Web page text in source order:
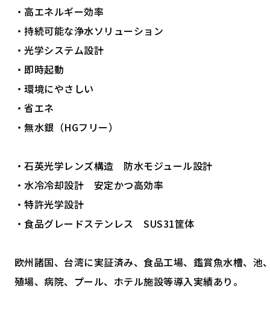
・高エネルギー効率
・持続可能な浄水ソリューション
・光学システム設計
・即時起動
・環境にやさしい
・省エネ
・無水銀（HGフリー）
・石英光学レンズ構造 防水モジュール設計
・水冷冷却設計 安定かつ高効率
・特許光学設計
・食品グレードステンレス SUS31筐体
欧州諸国、台湾に実証済み、食品工場、鑑賞魚水槽、池
殖場、病院、プール、ホテル施設等導入実績あり。